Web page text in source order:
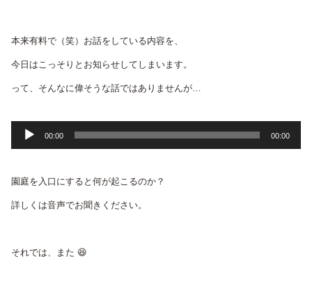
本来有料で（笑）お話をしている内容を、
今日はこっそりとお知らせしてしまいます。
って、そんなに偉そうな話ではありませんが…
声
レ
ー
00:00 00:00
園庭を入口にすると何が起こるのか？
詳しくは音声でお聞きください。
それでは、また 😆